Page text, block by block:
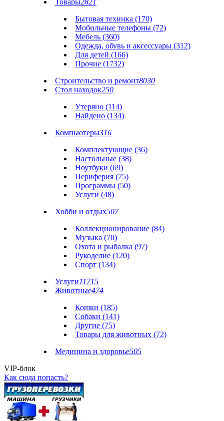
Товары2821
Бытовая техника (170)
Мобильные телефоны (72)
Мебель (360)
Одежда, обувь и аксессуары (312)
Для детей (166)
Прочие (1732)
Строительство и ремонт8030
Стол находок250
Утеряно (114)
Найдено (134)
Компьютеры316
Комплектующие (36)
Настольные (38)
Ноутбуки (69)
Периферия (75)
Программы (50)
Услуги (48)
Хобби и отдых507
Коллекционирование (84)
Музыка (70)
Охота и рыбалка (97)
Рукоделие (120)
Спорт (134)
Услуги11715
Животные474
Кошки (185)
Собаки (141)
Другие (75)
Товары для животных (72)
Медицина и здоровье505
VIP-блок
Как сюда попасть?